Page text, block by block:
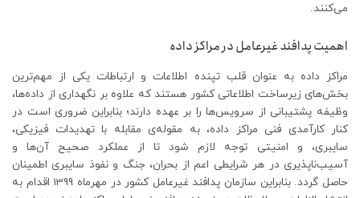
می‌کنند.
اهمیت پدافند غیرعامل در مراکز داده
مراکز داده به عنوان قلب تپنده اطلاعات و ارتباطات یکی از مهم‌ترین
بخش‌های زیرساخت اطلاعاتی کشور هستند که علاوه بر نگهداری از داده‌ها،
وظیفه پشتیبانی از سرویس‌ها را بر عهده دارند؛ بنابراین ضروری است در
کنار کارآمدی فنی مراکز داده، به مقوله‌ی مقابله با تهدیدات فیزیکی،
سایبری، و امنیتی توجه لازم شود تا از عملکرد صحیح آن‌ها و
آسیب‌ناپذیری در هر شرایطی اعم از بحران، جنگ و نفوذ سایبری اطمینان
حاصل گردد. بنابراین سازمان پدافند غیرعامل کشور در مهرماه 1399 اقدام به